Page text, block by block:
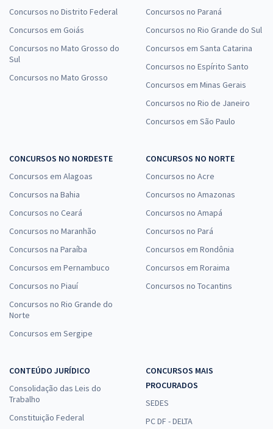
Concursos no Distrito Federal
Concursos em Goiás
Concursos no Mato Grosso do
Sul
Concursos no Mato Grosso
Concursos no Paraná
Concursos no Rio Grande do Sul
Concursos em Santa Catarina
Concursos no Espírito Santo
Concursos em Minas Gerais
Concursos no Rio de Janeiro
Concursos em São Paulo
CONCURSOS NO NORDESTE
Concursos em Alagoas
Concursos na Bahia
Concursos no Ceará
Concursos no Maranhão
Concursos na Paraíba
Concursos em Pernambuco
Concursos no Piauí
Concursos no Rio Grande do
Norte
Concursos em Sergipe
CONCURSOS NO NORTE
Concursos no Acre
Concursos no Amazonas
Concursos no Amapá
Concursos no Pará
Concursos em Rondônia
Concursos em Roraima
Concursos no Tocantins
CONTEÚDO JURÍDICO
Consolidação das Leis do
Trabalho
Constituição Federal
CONCURSOS MAIS
PROCURADOS
SEDES
PC DF - DELTA